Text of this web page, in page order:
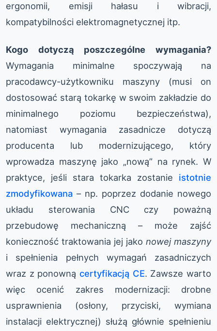
ergonomii, emisji hałasu i wibracji,
kompatybilności elektromagnetycznej itp.
Kogo dotyczą poszczególne wymagania?
Wymagania minimalne spoczywają na
pracodawcy-użytkowniku maszyny (musi on
dostosować starą tokarkę w swoim zakładzie do
minimalnego poziomu bezpieczeństwa),
natomiast wymagania zasadnicze dotyczą
producenta lub modernizującego, który
wprowadza maszynę jako „nową” na rynek. W
praktyce, jeśli stara tokarka zostanie istotnie
zmodyfikowana – np. poprzez dodanie nowego
układu sterowania CNC czy poważną
przebudowę mechaniczną – może zajść
konieczność traktowania jej jako nowej maszyny
i spełnienia pełnych wymagań zasadniczych
wraz z ponowną certyfikacją CE. Zawsze warto
więc ocenić zakres modernizacji: drobne
usprawnienia (osłony, przyciski, wymiana
instalacji elektrycznej) służą głównie spełnieniu